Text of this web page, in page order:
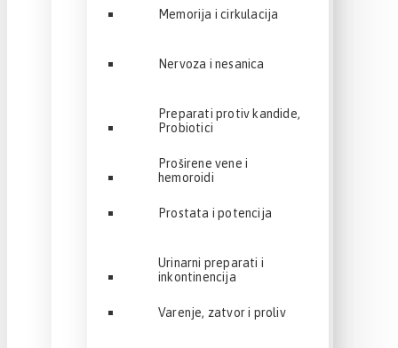
Memorija i cirkulacija
Nervoza i nesanica
Preparati protiv kandide,
Probiotici
Proširene vene i
hemoroidi
Prostata i potencija
Urinarni preparati i
inkontinencija
Varenje, zatvor i proliv